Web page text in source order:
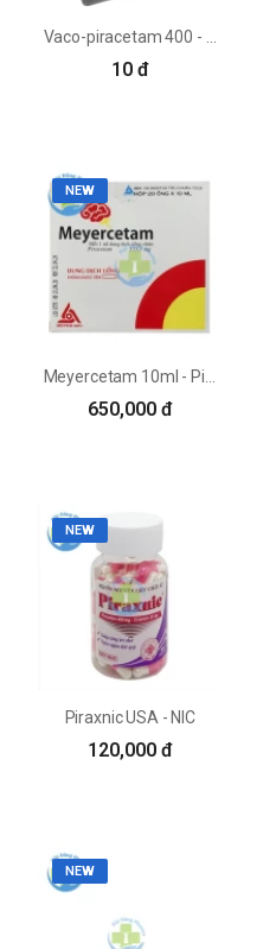
10 đ
NEW
650,000 đ
NEW
Piraxnic USA - NIC
120,000 đ
NEW